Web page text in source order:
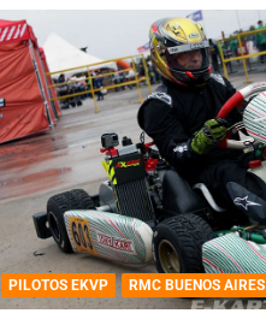
PILOTOS EKVP RMC BUENOS AIRES